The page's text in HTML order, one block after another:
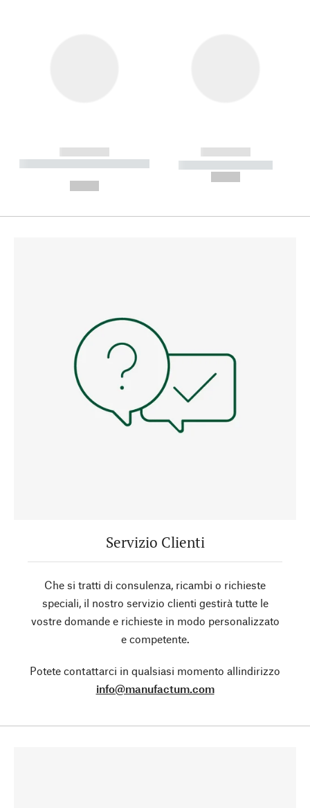
------------
----------- ----------- --------
------------
----------- -----------
Servizio Clienti
Che si tratti di consulenza, ricambi o richieste
speciali, il nostro servizio clienti gestirà tutte le
vostre domande e richieste in modo personalizzato
e competente.
Potete contattarci in qualsiasi momento allindirizzo
info@manufactum.com